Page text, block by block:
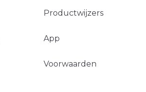
Productwijzers
App
Voorwaarden